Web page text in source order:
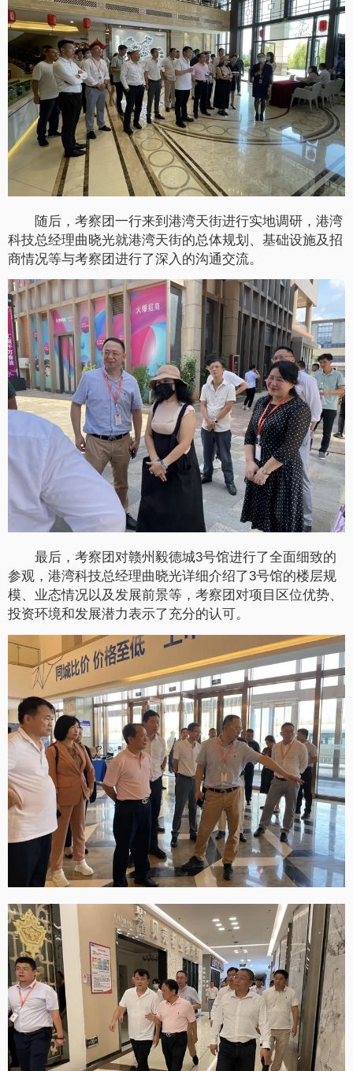
随后，考察团一行来到港湾天街进行实地调研，港湾
科技总经理曲晓光就港湾天街的总体规划、基础设施及招
商情况等与考察团进行了深入的沟通交流。
最后，考察团对赣州毅德城3号馆进行了全面细致的
参观，港湾科技总经理曲晓光详细介绍了3号馆的楼层规
模、业态情况以及发展前景等，考察团对项目区位优势、
投资环境和发展潜力表示了充分的认可。